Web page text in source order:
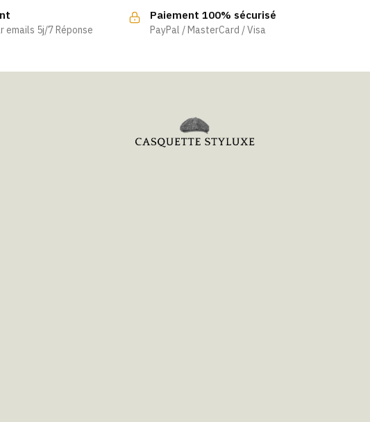
emails 5j/7 Réponse
Paiement 100% sécurisé
PayPal / MasterCard / Visa